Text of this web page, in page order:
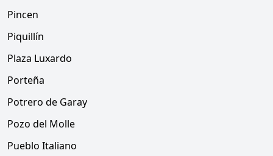
Pincen
Piquillín
Plaza Luxardo
Porteña
Potrero de Garay
Pozo del Molle
Pueblo Italiano